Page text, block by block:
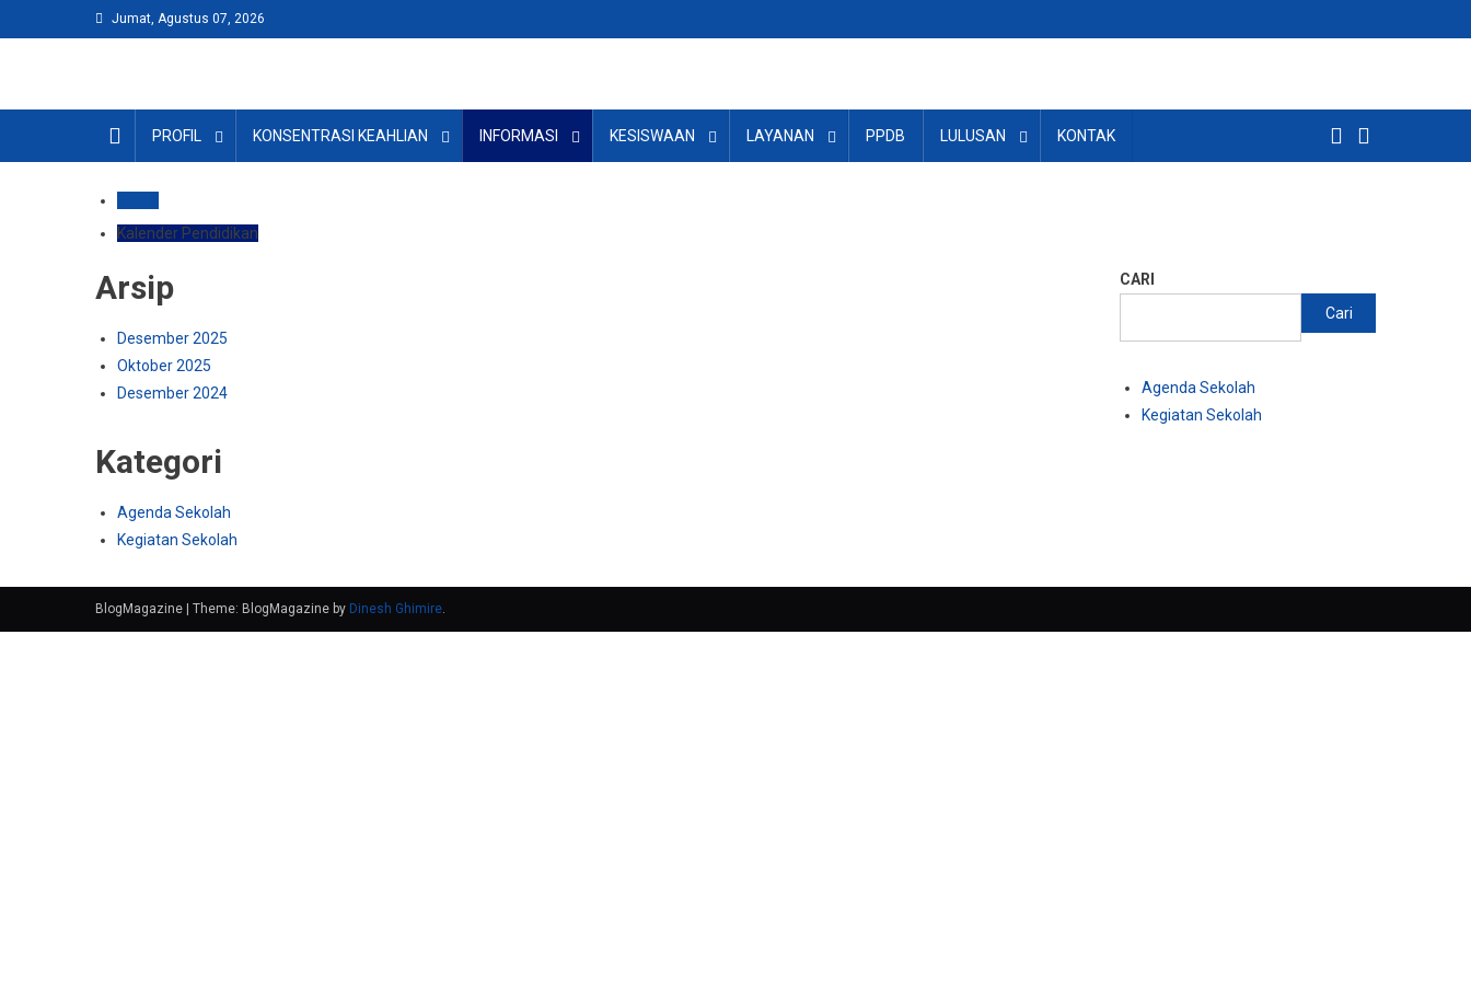
to
Jumat, Agustus 07, 2026
PROFIL KONSENTRASI KEAHLIAN INFORMASI KESISWAAN LAYANAN PPDB LULUSAN KONTAK
Kalender Pendidikan
Arsip
Desember 2025
Oktober 2025
Desember 2024
Kategori
Agenda Sekolah
Kegiatan Sekolah
CARI
Cari
Agenda Sekolah
Kegiatan Sekolah
BlogMagazine Theme: BlogMagazine by Dinesh Ghimire.